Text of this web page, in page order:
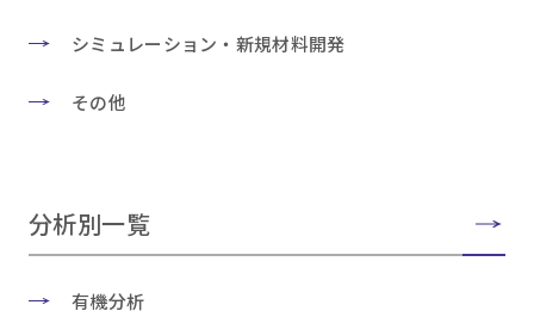
シミュレーション・新規材料開発
その他
分析別一覧
有機分析